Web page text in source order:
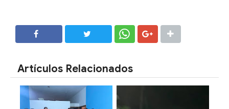
Artículos Relacionados